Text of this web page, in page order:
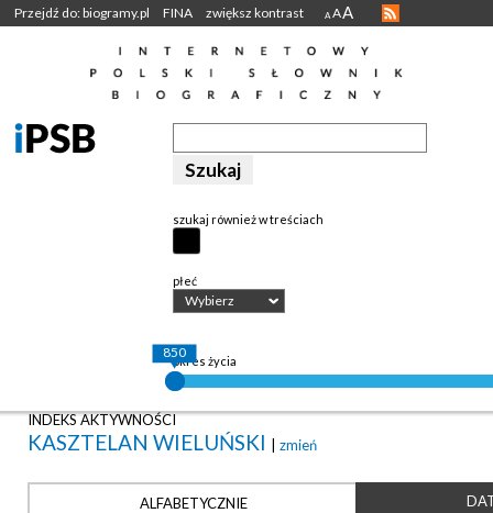
Przejdź do: biogramy.pl FINA zwiększ kontrast A AA
szukaj również w treściach
płeć
Wybierz
okres życia
850
INDEKS AKTYWNOŚCI
KASZTELAN WIELUŃSKI | zmień
ALFABETYCZNIE